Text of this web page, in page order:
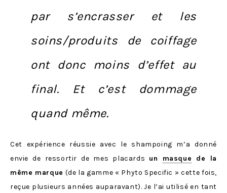
par s’encrasser et les
soins/produits de coiffage
ont donc moins d’effet au
final. Et c’est dommage
quand même.
Cet expérience réussie avec le shampoing m’a donné
envie de ressortir de mes placards un masque de la
même marque (de la gamme « Phyto Specific » cette fois,
reçue plusieurs années auparavant). Je l’ai utilisé en tant